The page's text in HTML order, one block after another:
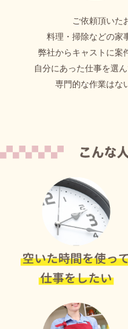
ご依頼頂いた
料理・掃除などの家
弊社からキャストに案
自分にあった仕事を選
専門的な作業はな